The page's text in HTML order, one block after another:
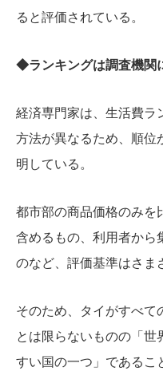
ると評価されている。
◆ランキングは調査機関
経済専門家は、生活費ラ
方法が異なるため、順位
明している。
都市部の商品価格のみを
含めるもの、利用者から
のなど、評価基準はさま
そのため、タイがすべて
とは限らないものの「世
すい国の一つ」であるこ